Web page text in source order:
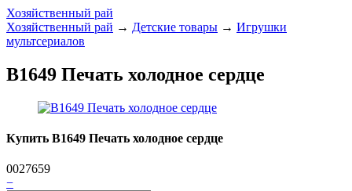
Хозяйственный рай
Хозяйственный рай → Детские товары → Игрушки
мультсериалов
В1649 Печать холодное сердце
Купить В1649 Печать холодное сердце
0027659
−